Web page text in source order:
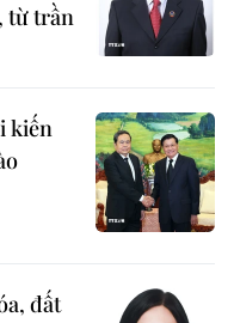
từ trần
kiến
đất